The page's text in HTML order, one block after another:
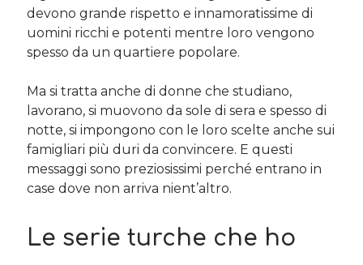
devono grande rispetto e innamoratissime di
uomini ricchi e potenti mentre loro vengono
spesso da un quartiere popolare.
Ma si tratta anche di donne che studiano,
lavorano, si muovono da sole di sera e spesso di
notte, si impongono con le loro scelte anche sui
famigliari più duri da convincere. E questi
messaggi sono preziosissimi perché entrano in
case dove non arriva nient’altro.
Le serie turche che ho